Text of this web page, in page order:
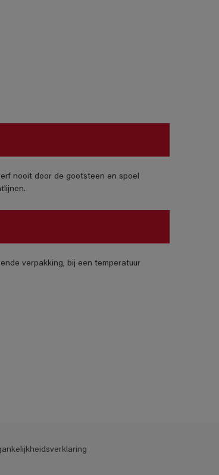
nooit door de gootsteen en spoel
verpakking, bij een temperatuur